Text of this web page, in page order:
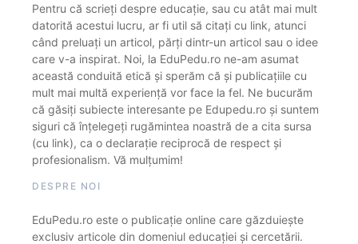
Pentru că scrieți despre educație, sau cu atât mai mult
datorită acestui lucru, ar fi util să citați cu link, atunci
când preluați un articol, părți dintr-un articol sau o idee
care v-a inspirat. Noi, la EduPedu.ro ne-am asumat
această conduită etică și sperăm că și publicațiile cu
mult mai multă experiență vor face la fel. Ne bucurăm
că găsiți subiecte interesante pe Edupedu.ro și suntem
siguri că înțelegeți rugămintea noastră de a cita sursa
(cu link), ca o declarație reciprocă de respect și
profesionalism. Vă mulțumim!
DESPRE NOI
EduPedu.ro este o publicație online care găzduiește
exclusiv articole din domeniul educației și cercetării.